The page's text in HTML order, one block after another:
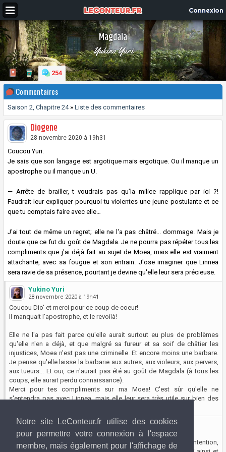
Notre site LeConteur.fr utilise des cookies
pour permettre votre connexion à l'espace
membre, mais également pour l'affichage de
Connexion
Magdala
Yukino Yuri
254
Commentaires
Saison 2, Chapitre 24» Liste des commentaires
Diogene
28 novembre 2020 à 19h31
Coucou Yuri.
Je sais que son langage est argotique mais ergotique. Ou il manque un
apostrophe ou il manque un U.
— Arrête de brailler, t voudrais pas qu’la milice rapplique par ici ?!
Faudrait leur expliquer pourquoi tu violentes une jeune postulante et ce
que tu comptais faire avec elle…
J'ai tout de même un regret; elle ne l'a pas châtré... dommage. Mais je
doute que ce fut du goût de Magdala. Je ne pourra pas répéter tous les
compliments que j'ai déjà fait au sujet de Moea, mais elle est vraiment
attachante, avec sa fougue et son entrain. J'ose imaginer que Linnea
sera ravie de sa présence, pourtant je devine qu'elle leur sera précieuse.
Yukino Yuri
28 novembre 2020 à 19h41
Coucou Dio' et merci pour ce coup de coeur!
Il manquait l'apostrophe, et le revoilà!
Elle ne l'a pas fait parce qu'elle aurait surtout eu plus de problèmes
qu'elle n'en a déjà, et que malgré sa fureur et sa soif de châtier les
injustices, Moea n'est pas une criminelle. Et encore moins une barbare.
Je pense qu'elle laisse la barbarie aux autres, aux violeurs, aux pervers,
aux tueurs... Et oui, ce n'aurait pas été au goût de Magdala (à tous les
coups, elle aurait perdu connaissance).
Merci pour tes compliments sur ma Moea! C'est sûr qu'elle ne
s'entendra pas avec Linnea, mais elle leur sera très utile sur bien des
Diogene
29 novembre 2020 à 14h25
Je te rassure, je ne pensais pas non plus qu'elle en aurait eu l'intention,